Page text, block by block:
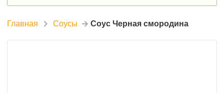
Главная Соусы Соус Черная смородина